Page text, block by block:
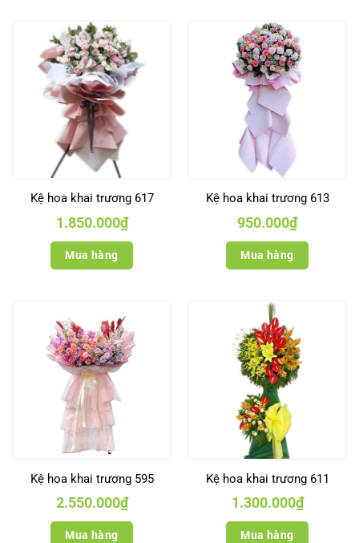
Kệ hoa khai trương 617
1.850.000₫
Mua hàng
Kệ hoa khai trương 613
950.000₫
Mua hàng
Kệ hoa khai trương 595
2.550.000₫
Mua hàng
Kệ hoa khai trương 611
1.300.000₫
Mua hàng